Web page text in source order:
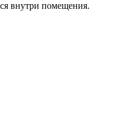
внутри помещения.